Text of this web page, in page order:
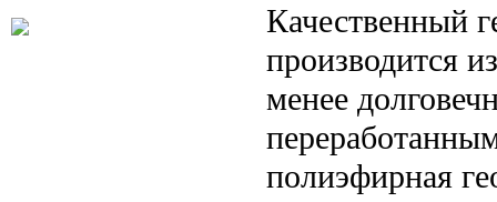
Качественный
производится
менее
полиэфирная